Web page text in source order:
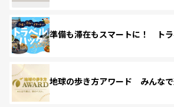
準備も滞在もスマートに！ ト
地球の歩き方アワード みんなで